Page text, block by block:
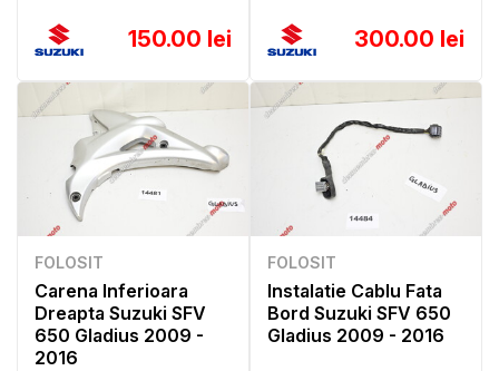
150.00 lei 300.00 lei
FOLOSIT
Carena Inferioara
Dreapta Suzuki SFV
650 Gladius 2009 -
2016
FOLOSIT
Instalatie Cablu Fata
Bord Suzuki SFV 650
Gladius 2009 - 2016